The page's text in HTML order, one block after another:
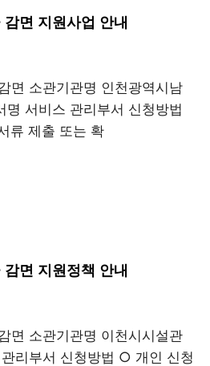
면 지원사업 안내
면 소관기관명 인천광역시남
명 서비스 관리부서 신청방법
류 제출 또는 확
면 지원정책 안내
면 소관기관명 이천시시설관
리부서 신청방법 ○ 개인 신청